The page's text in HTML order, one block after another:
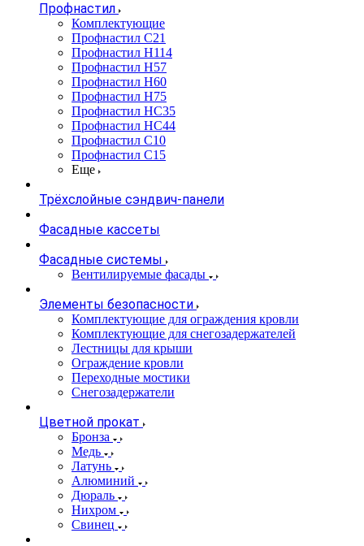
Профнастил
Комплектующие
Профнастил C21
Профнастил Н114
Профнастил Н57
Профнастил Н60
Профнастил Н75
Профнастил НС35
Профнастил НС44
Профнастил С10
Профнастил С15
Еще
Трёхслойные сэндвич-панели
Фасадные кассеты
Фасадные системы
Вентилируемые фасады
Элементы безопасности
Комплектующие для ограждения кровли
Комплектующие для снегозадержателей
Лестницы для крыши
Ограждение кровли
Переходные мостики
Снегозадержатели
Цветной прокат
Бронза
Медь
Латунь
Алюминий
Дюраль
Нихром
Свинец